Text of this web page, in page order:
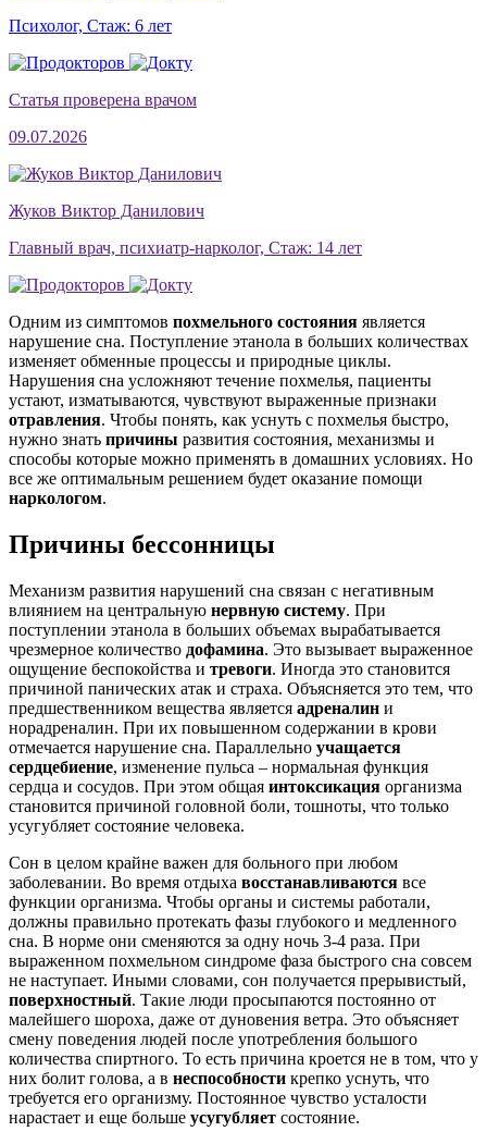
Психолог, Стаж: 6 лет
Статья проверена врачом
09.07.2026
Жуков Виктор Данилович
Главный врач, психиатр-нарколог, Стаж: 14 лет
Одним из симптомов похмельного состояния является
нарушение сна. Поступление этанола в больших количествах
изменяет обменные процессы и природные циклы.
Нарушения сна усложняют течение похмелья, пациенты
устают, изматываются, чувствуют выраженные признаки
отравления. Чтобы понять, как уснуть с похмелья быстро,
нужно знать причины развития состояния, механизмы и
способы которые можно применять в домашних условиях. Но
все же оптимальным решением будет оказание помощи
наркологом.
Причины бессонницы
Механизм развития нарушений сна связан с негативным
влиянием на центральную нервную систему. При
поступлении этанола в больших объемах вырабатывается
чрезмерное количество дофамина. Это вызывает выраженное
ощущение беспокойства и тревоги. Иногда это становится
причиной панических атак и страха. Объясняется это тем, что
предшественником вещества является адреналин и
норадреналин. При их повышенном содержании в крови
отмечается нарушение сна. Параллельно учащается
сердцебиение, изменение пульса – нормальная функция
сердца и сосудов. При этом общая интоксикация организма
становится причиной головной боли, тошноты, что только
усугубляет состояние человека.
Сон в целом крайне важен для больного при любом
заболевании. Во время отдыха восстанавливаются все
функции организма. Чтобы органы и системы работали,
должны правильно протекать фазы глубокого и медленного
сна. В норме они сменяются за одну ночь 3-4 раза. При
выраженном похмельном синдроме фаза быстрого сна совсем
не наступает. Иными словами, сон получается прерывистый,
поверхностный. Такие люди просыпаются постоянно от
малейшего шороха, даже от дуновения ветра. Это объясняет
смену поведения людей после употребления большого
количества спиртного. То есть причина кроется не в том, что у
них болит голова, а в неспособности крепко уснуть, что
требуется его организму. Постоянное чувство усталости
нарастает и еще больше усугубляет состояние.